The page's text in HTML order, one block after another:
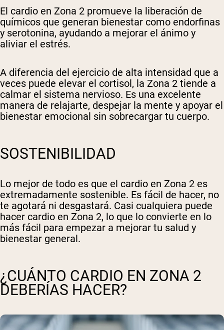
El cardio en Zona 2 promueve la liberación de
químicos que generan bienestar como endorfinas
y serotonina, ayudando a mejorar el ánimo y
aliviar el estrés.
A diferencia del ejercicio de alta intensidad que a
veces puede elevar el cortisol, la Zona 2 tiende a
calmar el sistema nervioso. Es una excelente
manera de relajarte, despejar la mente y apoyar el
bienestar emocional sin sobrecargar tu cuerpo.
SOSTENIBILIDAD
Lo mejor de todo es que el cardio en Zona 2 es
extremadamente sostenible. Es fácil de hacer, no
te agotará ni desgastará. Casi cualquiera puede
hacer cardio en Zona 2, lo que lo convierte en lo
más fácil para empezar a mejorar tu salud y
bienestar general.
¿CUÁNTO CARDIO EN ZONA 2
DEBERÍAS HACER?